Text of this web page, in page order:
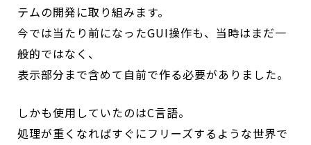
テムの開発に取り組みます。
今では当たり前になったGUI操作も、当時はまだ一
般的ではなく、
表示部分まで含めて自前で作る必要がありました。
しかも使用していたのはC言語。
処理が重くなればすぐにフリーズするような世界で